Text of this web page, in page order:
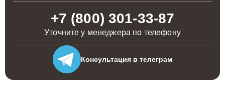
+7 (800) 301-33-87
Уточните у менеджера по телефону
Консультация в телеграм